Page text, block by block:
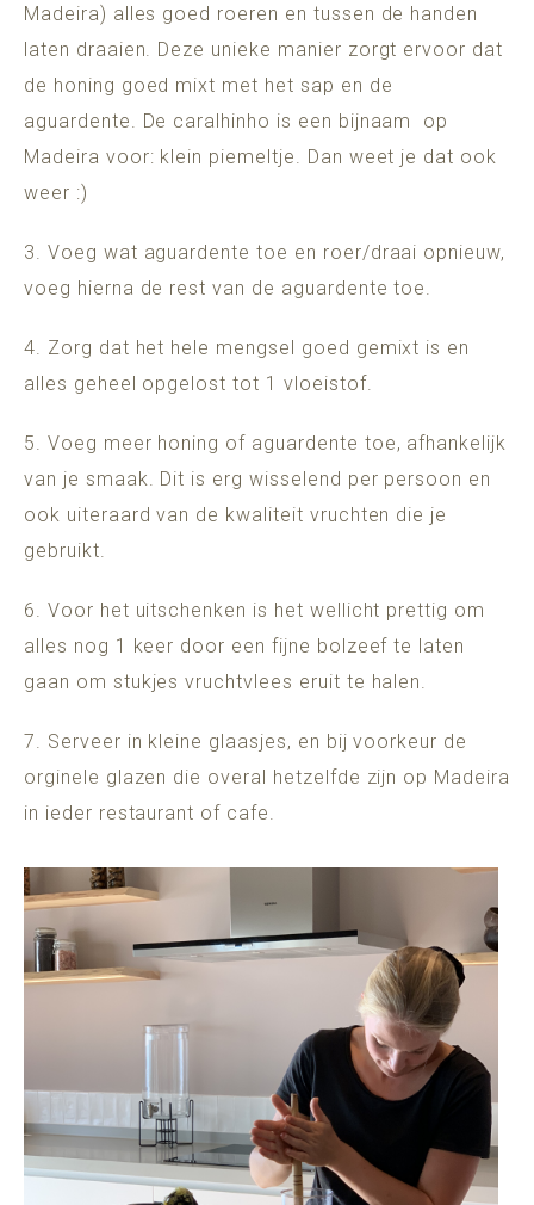
Madeira) alles goed roeren en tussen de handen
laten draaien. Deze unieke manier zorgt ervoor dat
de honing goed mixt met het sap en de
aguardente. De caralhinho is een bijnaam op
Madeira voor: klein piemeltje. Dan weet je dat ook
weer :)
3. Voeg wat aguardente toe en roer/draai opnieuw,
voeg hierna de rest van de aguardente toe.
4. Zorg dat het hele mengsel goed gemixt is en
alles geheel opgelost tot 1 vloeistof.
5. Voeg meer honing of aguardente toe, afhankelijk
van je smaak. Dit is erg wisselend per persoon en
ook uiteraard van de kwaliteit vruchten die je
gebruikt.
6. Voor het uitschenken is het wellicht prettig om
alles nog 1 keer door een fijne bolzeef te laten
gaan om stukjes vruchtvlees eruit te halen.
7. Serveer in kleine glaasjes, en bij voorkeur de
orginele glazen die overal hetzelfde zijn op Madeira
in ieder restaurant of cafe.